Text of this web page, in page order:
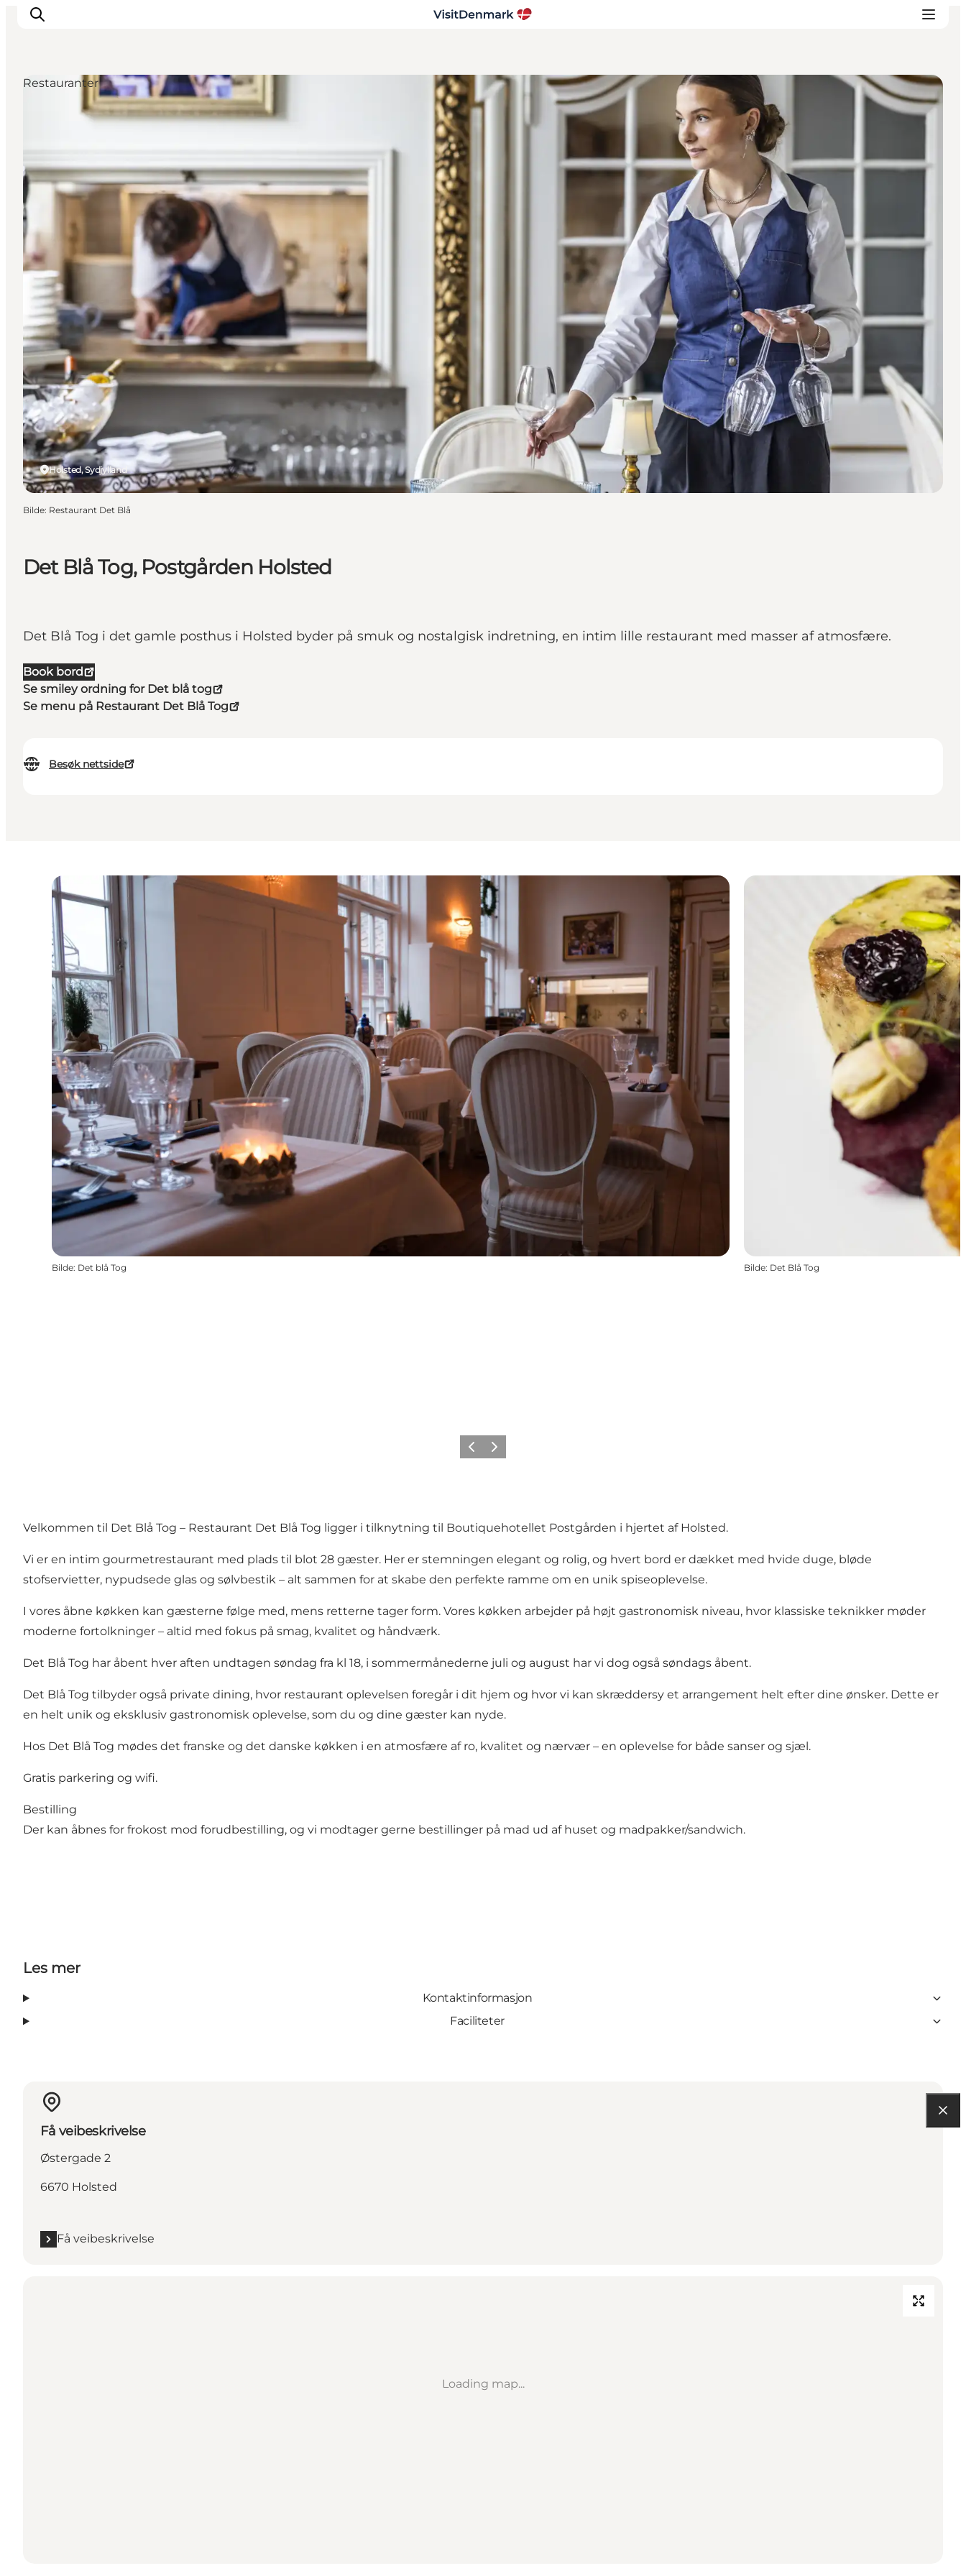
Inspirasjon
Aktiviteter
Overnatting
Planlegg reisen
Det Blå Tog, Postgården Holsted
Det Blå Tog i det gamle posthus i Holsted byder på smuk og nostalgisk indretning, en intim lille restaurant med masser af atmosfære.
Book bord
Se smiley ordning for Det blå tog
Se menu på Restaurant Det Blå Tog
Besøk nettside
Holsted, Sydjylland
Restauranter
Bilde: Restaurant Det Blå
Bilde: Det blå Tog Bilde: Det Blå Tog
ForrigeNeste
Velkommen til Det Blå Tog – Restaurant Det Blå Tog ligger i tilknytning til Boutiquehotellet Postgården i hjertet af Holsted.
Vi er en intim gourmetrestaurant med plads til blot 28 gæster. Her er stemningen elegant og rolig, og hvert bord er dækket med hvide duge, bløde
stofservietter, nypudsede glas og sølvbestik – alt sammen for at skabe den perfekte ramme om en unik spiseoplevelse.
I vores åbne køkken kan gæsterne følge med, mens retterne tager form. Vores køkken arbejder på højt gastronomisk niveau, hvor klassiske teknikker møder
moderne fortolkninger – altid med fokus på smag, kvalitet og håndværk.
Det Blå Tog har åbent hver aften undtagen søndag fra kl 18, i sommermånederne juli og august har vi dog også søndags åbent.
Det Blå Tog tilbyder også private dining, hvor restaurant oplevelsen foregår i dit hjem og hvor vi kan skræddersy et arrangement helt efter dine ønsker. Dette er
en helt unik og eksklusiv gastronomisk oplevelse, som du og dine gæster kan nyde.
Hos Det Blå Tog mødes det franske og det danske køkken i en atmosfære af ro, kvalitet og nærvær – en oplevelse for både sanser og sjæl.
Gratis parkering og wifi.
Bestilling
Der kan åbnes for frokost mod forudbestilling, og vi modtager gerne bestillinger på mad ud af huset og madpakker/sandwich.
Les mer
Kontaktinformasjon
Faciliteter
Få veibeskrivelse
Østergade 2
6670 Holsted
Få veibeskrivelse
Loading map...